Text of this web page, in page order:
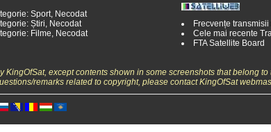
Sport, Necodat
Știri, Necodat
Filme, Necodat
Frecvențe
Cele mai recente
FTA Satellite Board
except contents shown in some screenshots that belong
remarks related to copyright, please contact KingOfSat